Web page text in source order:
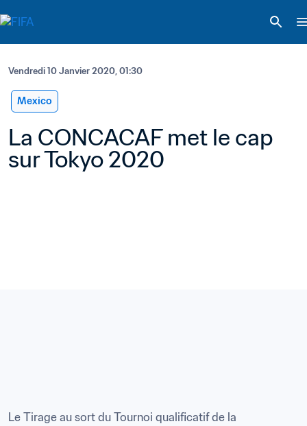
Vendredi 10 Janvier 2020, 01:30
Mexico
La CONCACAF met le cap
sur Tokyo 2020
Le Tirage au sort du Tournoi qualificatif de la